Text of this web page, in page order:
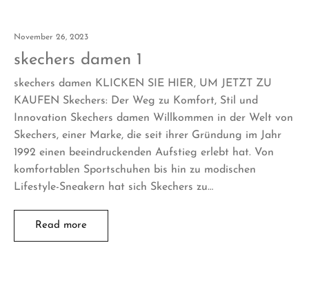
November 26, 2023
skechers damen 1
skechers damen KLICKEN SIE HIER, UM JETZT ZU
KAUFEN Skechers: Der Weg zu Komfort, Stil und
Innovation Skechers damen Willkommen in der Welt von
Skechers, einer Marke, die seit ihrer Gründung im Jahr
1992 einen beeindruckenden Aufstieg erlebt hat. Von
komfortablen Sportschuhen bis hin zu modischen
Lifestyle-Sneakern hat sich Skechers zu…
Read more